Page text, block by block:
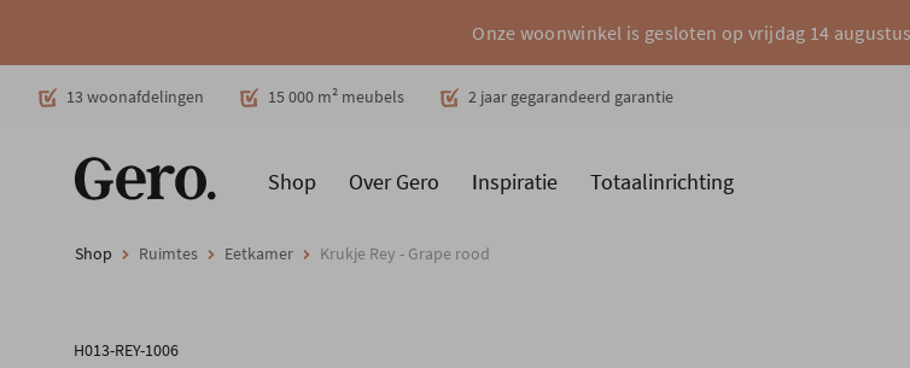
Onze woonwinkel is gesloten op vrijdag 14
13 woonafdelingen 15 000 m² meubels 2 jaar gegarandeerd garantie
Shop Over Gero Inspiratie Totaalinrichting
Promoties Producten Cadeaubon Woonstijlen Ruimtes Merken
Shop Ruimtes Eetkamer Krukje Rey - Grape rood
H013-REY-1006